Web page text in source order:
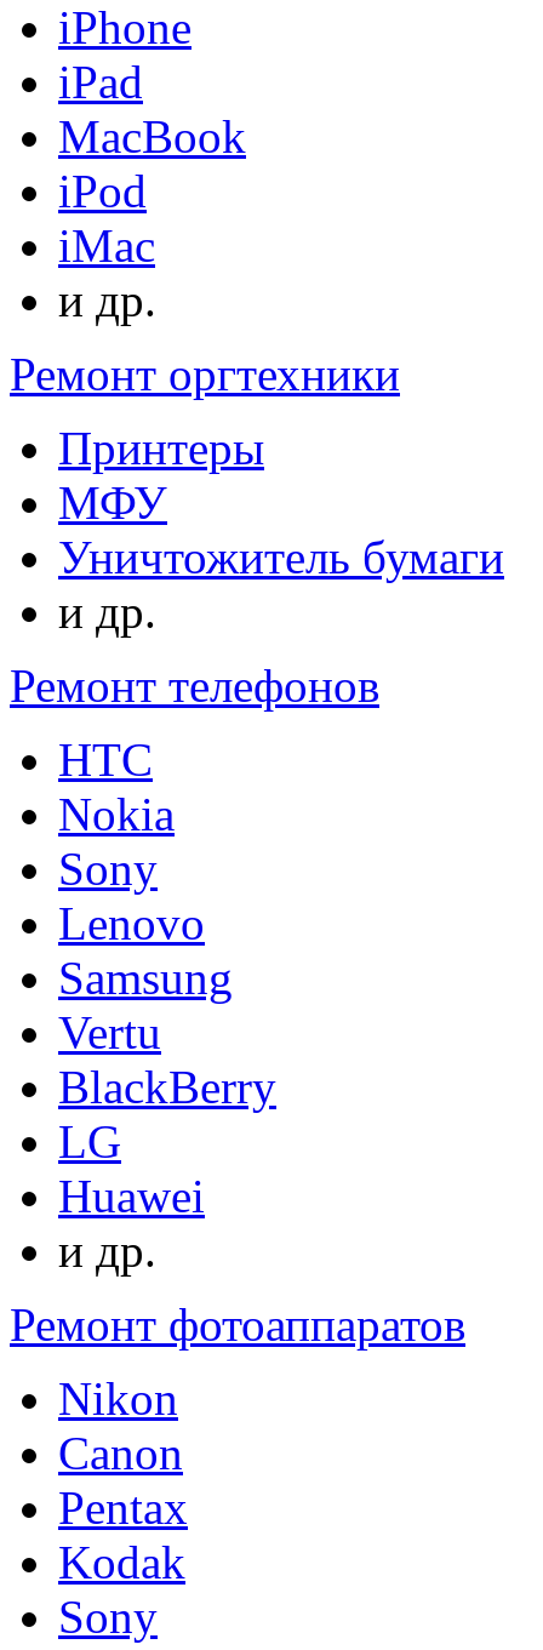
iPhone
iPad
MacBook
iPod
iMac
и др.
Ремонт оргтехники
Принтеры
МФУ
Уничтожитель бумаги
и др.
Ремонт телефонов
HTC
Nokia
Sony
Lenovo
Samsung
Vertu
BlackBerry
LG
Huawei
и др.
Ремонт фотоаппаратов
Nikon
Canon
Pentax
Kodak
Sony